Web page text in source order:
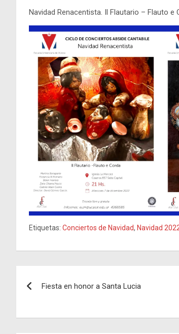
Navidad Renacentista. Il Flautario – Flauto e
Etiquetas: Conciertos de Navidad, Navidad
de
entradas
Fiesta en honor a Santa Lucia